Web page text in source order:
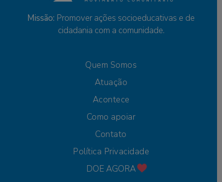
Missão: Promover ações socioeducativas e de
cidadania com a comunidade.
Quem Somos
Atuação
Acontece
Como apoiar
Contato
Política Privacidade
DOE AGORA